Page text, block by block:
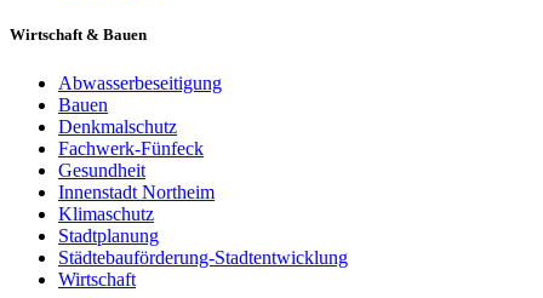
Wirtschaft & Bauen
Abwasserbeseitigung
Bauen
Denkmalschutz
Fachwerk-Fünfeck
Gesundheit
Innenstadt Northeim
Klimaschutz
Stadtplanung
Städtebauförderung-Stadtentwicklung
Wirtschaft